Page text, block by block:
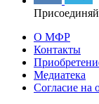
О МФР
Контакты
Медиатека
Согласие на